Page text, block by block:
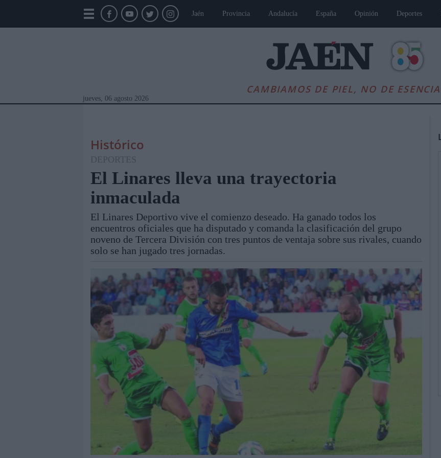
Jaén Provincia Andalucía España Opinión Deportes
CAMBIAMOS DE PIEL, NO DE ESENCIA
jueves, 06 agosto 2026
Módulos Portada Jaén Provincia
Histórico
DEPORTES
El Linares lleva una trayectoria
inmaculada
El Linares Deportivo vive el comienzo deseado. Ha ganado todos los
encuentros oficiales que ha disputado y comanda la clasificación del grupo
noveno de Tercera División con tres puntos de ventaja sobre sus rivales, cuando
solo se han jugado tres jornadas.